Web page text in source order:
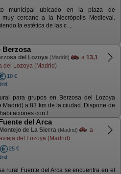
municipal ubicado en la plaza de
muy cercano a la Necrópolis Medieval.
la estética de las c ...
Berzosa
del Lozoya (Madrid) a 13,1
del Lozoya (Madrid)
10 €
para grupos en Berzosa del Lozoya
Madrid) a 83 km de la ciudad. Dispone de
con l ...
del Arca
Montejo de La Sierra (Madrid)
a
del Lozoya (Madrid)
25 €
rural Fuente del Arca se encuentra en el